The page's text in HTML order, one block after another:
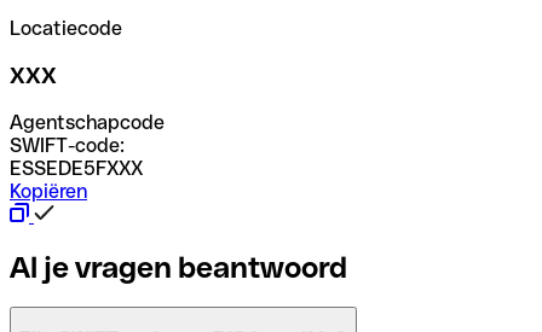
Locatiecode
XXX
Agentschapcode
SWIFT-code:
ESSEDE5FXXX
Kopiëren
Al je vragen beantwoord